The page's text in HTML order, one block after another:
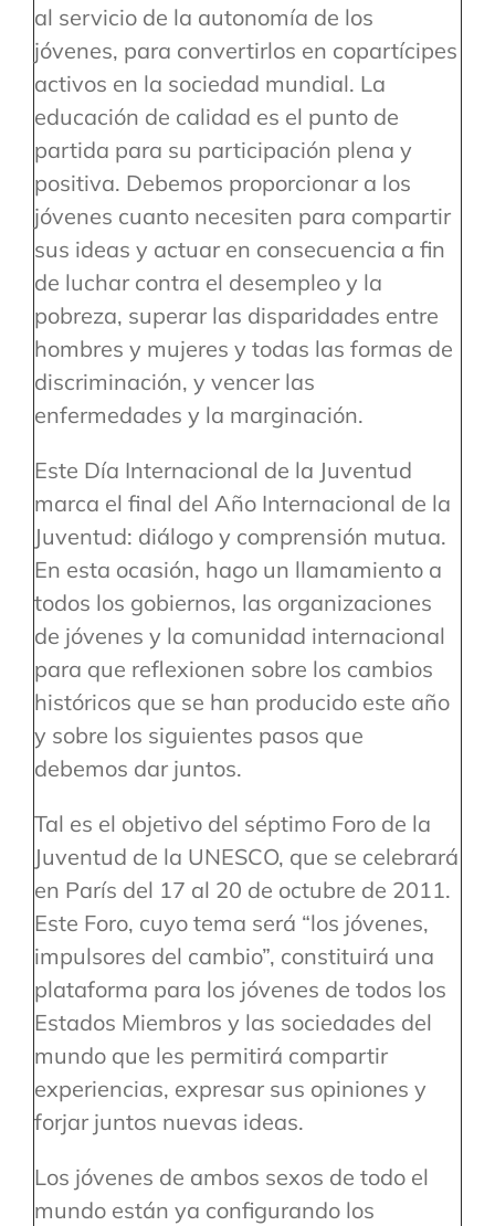
al servicio de la autonomía de los
jóvenes, para convertirlos en copartícipes
activos en la sociedad mundial. La
educación de calidad es el punto de
partida para su participación plena y
positiva. Debemos proporcionar a los
jóvenes cuanto necesiten para compartir
sus ideas y actuar en consecuencia a fin
de luchar contra el desempleo y la
pobreza, superar las disparidades entre
hombres y mujeres y todas las formas de
discriminación, y vencer las
enfermedades y la marginación.
Este Día Internacional de la Juventud
marca el final del Año Internacional de la
Juventud: diálogo y comprensión mutua.
En esta ocasión, hago un llamamiento a
todos los gobiernos, las organizaciones
de jóvenes y la comunidad internacional
para que reflexionen sobre los cambios
históricos que se han producido este año
y sobre los siguientes pasos que
debemos dar juntos.
Tal es el objetivo del séptimo Foro de la
Juventud de la UNESCO, que se celebrará
en París del 17 al 20 de octubre de 2011.
Este Foro, cuyo tema será “los jóvenes,
impulsores del cambio”, constituirá una
plataforma para los jóvenes de todos los
Estados Miembros y las sociedades del
mundo que les permitirá compartir
experiencias, expresar sus opiniones y
forjar juntos nuevas ideas.
Los jóvenes de ambos sexos de todo el
mundo están ya configurando los